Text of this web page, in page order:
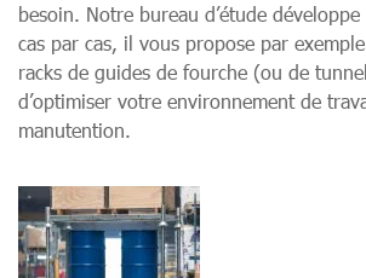
besoin. Notre bureau d’étude
cas par cas, il vous propose par
racks de guides de fourche (ou de
d’optimiser votre environnement de
manutention.